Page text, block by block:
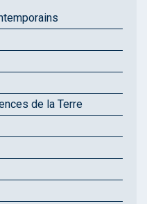
de la Terre